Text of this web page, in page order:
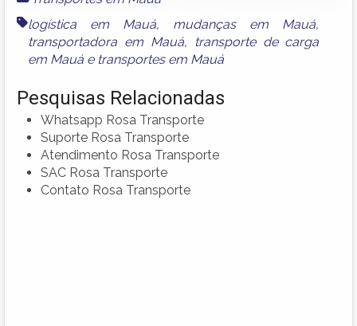
logística em Mauá, mudanças em Mauá,
transportadora em Mauá,
transporte de carga
em Mauá e transportes em Mauá
Pesquisas Relacionadas
Whatsapp Rosa Transporte
Suporte Rosa Transporte
Atendimento Rosa Transporte
SAC Rosa Transporte
Contato Rosa Transporte